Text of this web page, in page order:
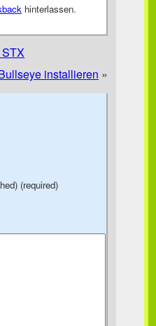
hinterlassen.
installieren »
(required)